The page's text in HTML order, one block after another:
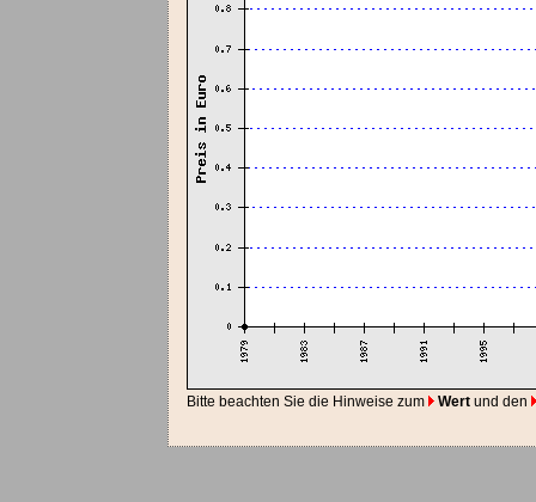
Bitte beachten Sie die Hinweise zum Wert und den